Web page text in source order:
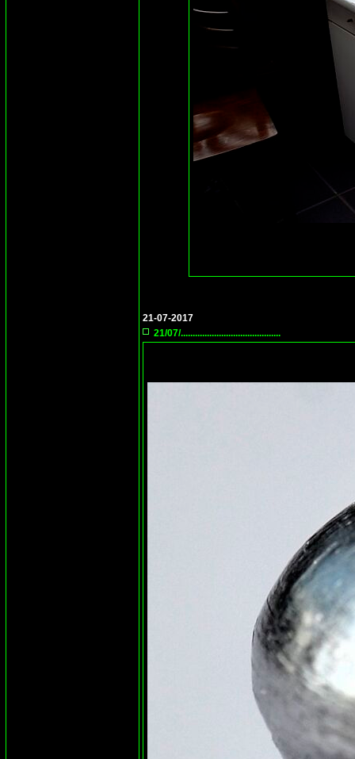
21-07-2017
21/07/..........................................